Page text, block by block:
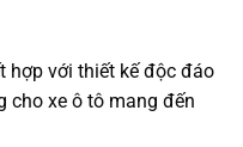
hợp với thiết kế độc đáo
cho xe ô tô mang đến